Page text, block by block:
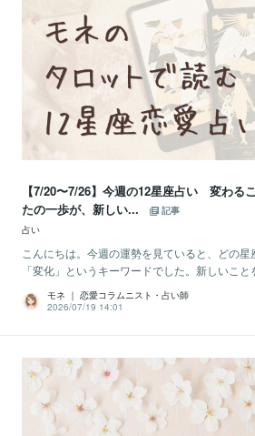
【7/20〜7/26】今週の12星座占い 変わる
たの一歩が、新しい...
記事
占い
こんにちは。今週の運勢を見ていると、どの
「変化」というキーワードでした。新しいこ
モネ ｜ 恋愛コラムニスト・占い師
2026/07/19 14:01